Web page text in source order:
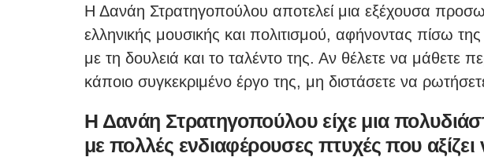
Η Δανάη Στρατηγοπούλου αποτελεί μια εξέχουσα
ελληνικής μουσικής και πολιτισμού, αφήνοντας πίσω
με τη δουλειά και το ταλέντο της. Αν θέλετε να μάθετε
κάποιο συγκεκριμένο έργο της, μη διστάσετε να
Η Δανάη Στρατηγοπούλου είχε μια
με πολλές ενδιαφέρουσες πτυχές που